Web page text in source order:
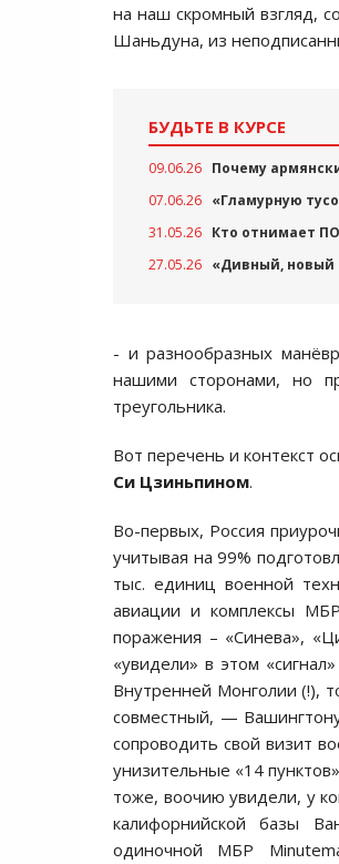
на наш скромный взгляд,
Шаньдуна, из
БУДЬТЕ В КУРСЕ
09.06.26 Почему
07.06.26 «Гламурную
31.05.26 Кто отнимает
27.05.26 «Дивный, новый
- и разнообразных
нашими сторонами, но
треугольника.
Вот перечень и контекст
Си Цзиньпином.
Во-первых, Россия
учитывая на 99%
тыс. единиц военной
авиации и комплексы
поражения – «Синева»,
«увидели» в этом
Внутренней Монголии (!),
совместный, —
сопроводить свой визит
унизительные «14
тоже, воочию увидели, у
калифорнийской базы
одиночной МБР